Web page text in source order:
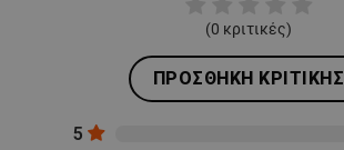
(0 κριτικές)
ΠΡΟΣΘΉΚΗ ΚΡΙΤΙΚΉΣ
5